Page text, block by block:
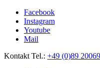
Facebook
Instagram
Youtube
Mail
Kontakt Tel.: +49 (0)89